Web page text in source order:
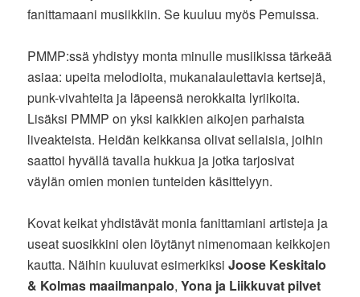
fanittamaani musiikkiin. Se kuuluu myös Pemuissa.
PMMP:ssä yhdistyy monta minulle musiikissa tärkeää
asiaa: upeita melodioita, mukanalaulettavia kertsejä,
punk-vivahteita ja läpeensä nerokkaita lyriikoita.
Lisäksi PMMP on yksi kaikkien aikojen parhaista
liveakteista. Heidän keikkansa olivat sellaisia, joihin
saattoi hyvällä tavalla hukkua ja jotka tarjosivat
väylän omien monien tunteiden käsittelyyn.
Kovat keikat yhdistävät monia fanittamiani artisteja ja
useat suosikkini olen löytänyt nimenomaan keikkojen
kautta. Näihin kuuluvat esimerkiksiJoose Keskitalo
& Kolmas maailmanpalo,Yona ja Liikkuvat pilvet